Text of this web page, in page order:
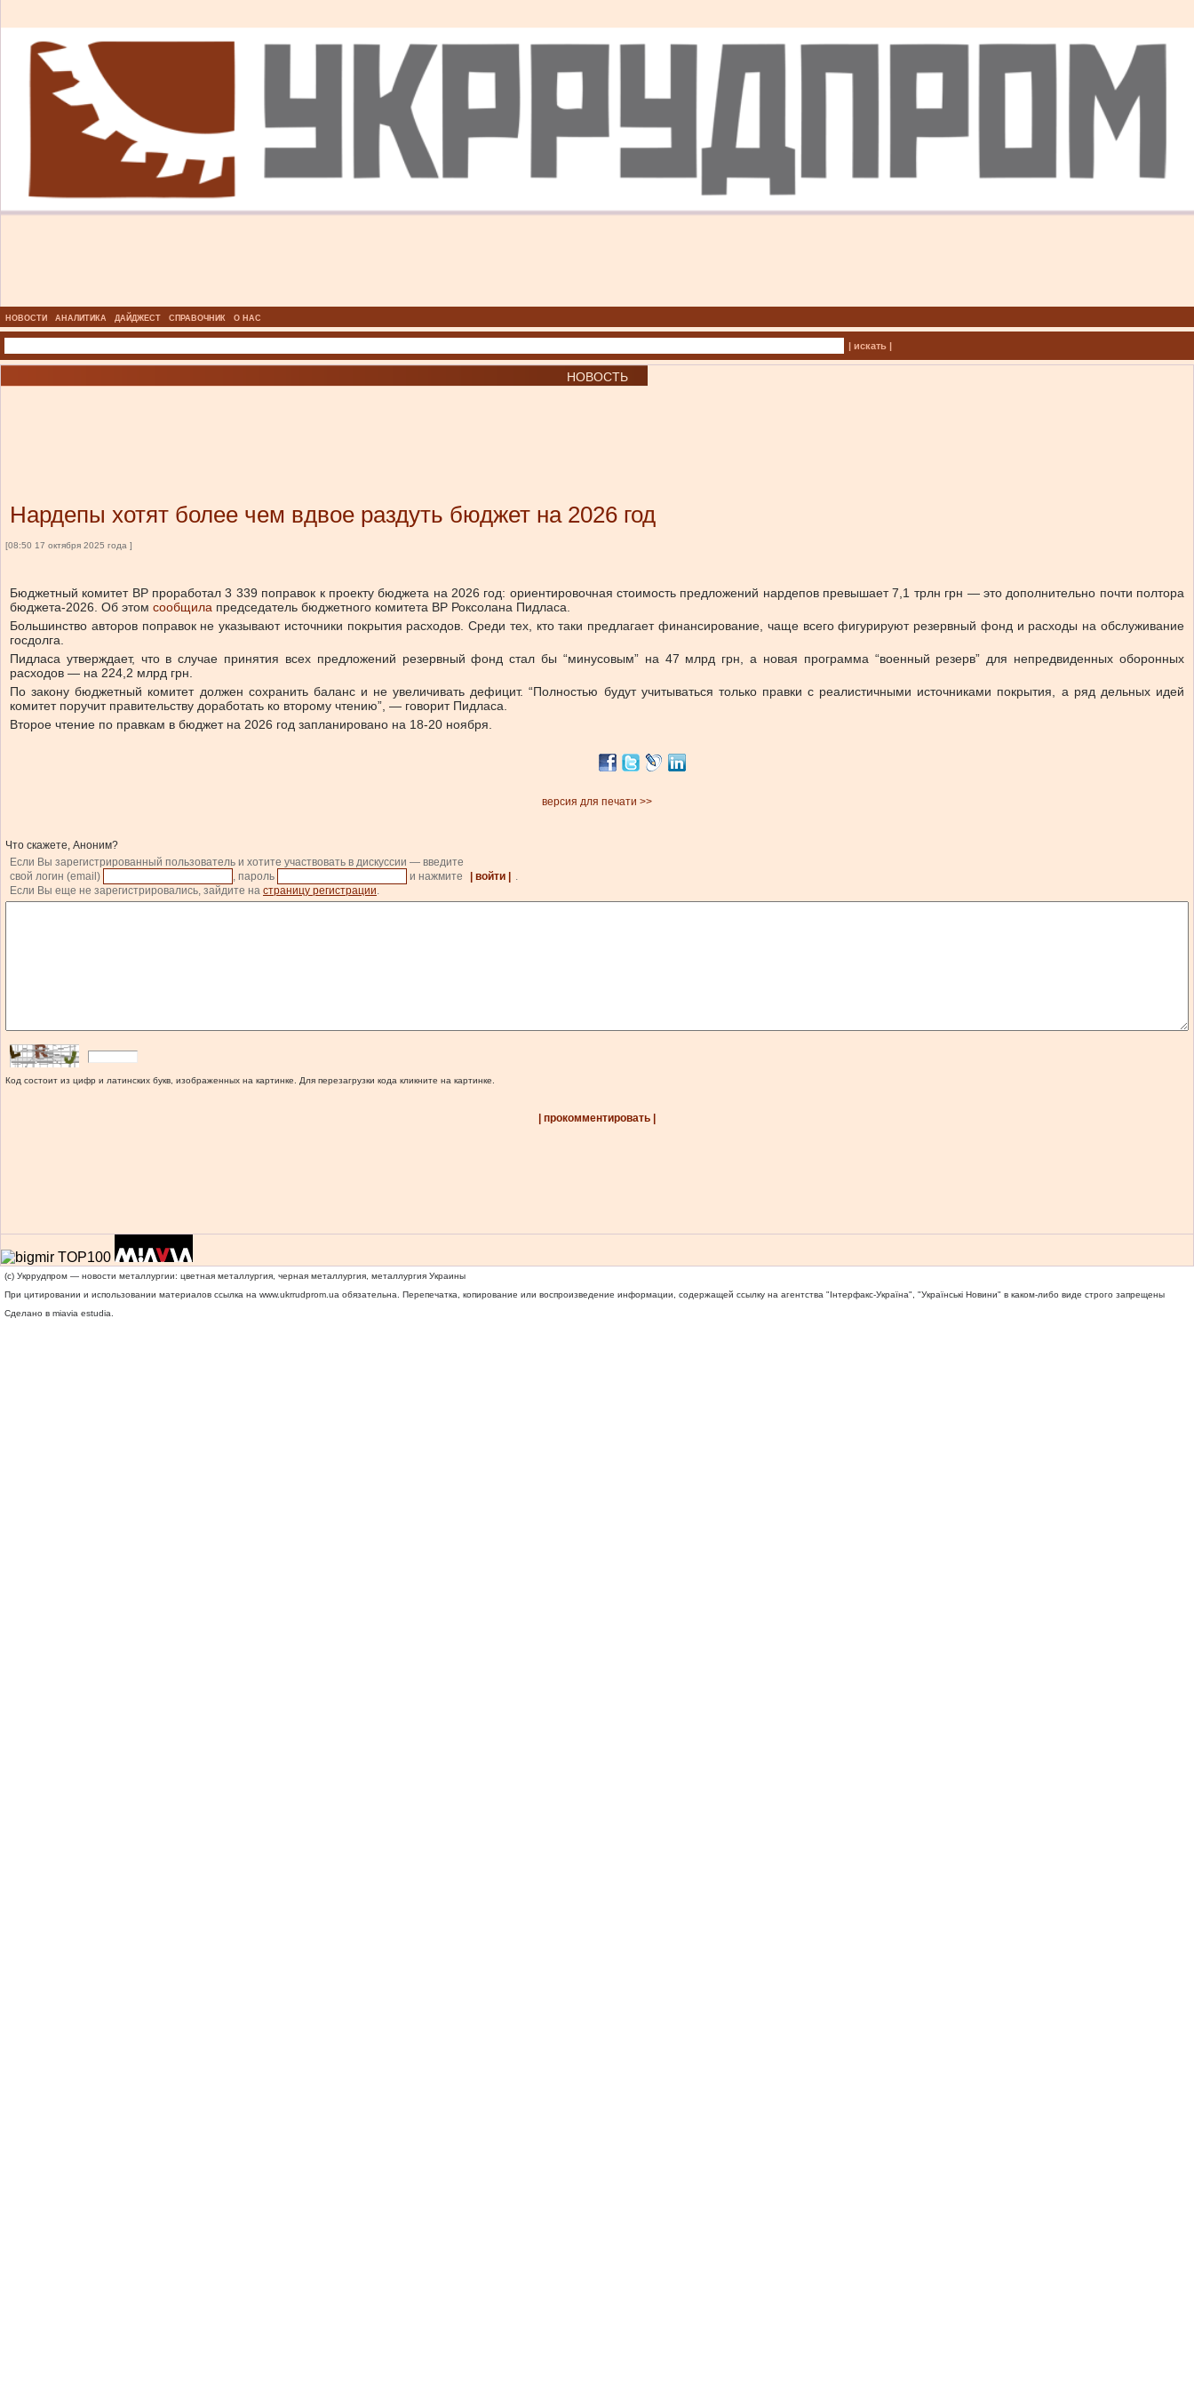
НОВОСТИ АНАЛИТИКА ДАЙДЖЕСТ СПРАВОЧНИК О НАС
| искать |
НОВОСТЬ
Нардепы хотят более чем вдвое раздуть бюджет на 2026 год
[08:50 17 октября 2025 года ]
Бюджетный комитет ВР проработал 3 339 поправок к проекту бюджета на 2026 год: ориентировочная стоимость предложений нардепов превышает 7,1 трлн грн — это дополнительно почти полтора
бюджета-2026. Об этом сообщила председатель бюджетного комитета ВР Роксолана Пидласа.
Большинство авторов поправок не указывают источники покрытия расходов. Среди тех, кто таки предлагает финансирование, чаще всего фигурируют резервный фонд и расходы на обслуживание
госдолга.
Пидласа утверждает, что в случае принятия всех предложений резервный фонд стал бы “минусовым” на 47 млрд грн, а новая программа “военный резерв” для непредвиденных оборонных
расходов — на 224,2 млрд грн.
По закону бюджетный комитет должен сохранить баланс и не увеличивать дефицит. “Полностью будут учитываться только правки с реалистичными источниками покрытия, а ряд дельных идей
комитет поручит правительству доработать ко второму чтению”, — говорит Пидласа.
Второе чтение по правкам в бюджет на 2026 год запланировано на 18-20 ноября.
версия для печати >>
Что скажете, Аноним?
Если Вы зарегистрированный пользователь и хотите участвовать в дискуссии — введите
свой логин (email)
, пароль и нажмите | войти |
.
Если Вы еще не зарегистрировались, зайдите на страницу регистрации.
Код состоит из цифр и латинских букв, изображенных на картинке. Для перезагрузки кода кликните на картинке.
| прокомментировать |
(c) Укррудпром — новости металлургии: цветная металлургия, черная металлургия, металлургия Украины
При цитировании и использовании материалов ссылка на www.ukrrudprom.ua обязательна. Перепечатка, копирование или воспроизведение информации, содержащей ссылку на агентства "Iнтерфакс-Україна", "Українськi Новини" в каком-либо виде строго запрещены
Сделано в miavia estudia.